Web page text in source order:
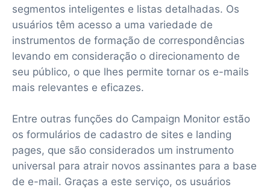
segmentos inteligentes e listas detalhadas. Os
usuários têm acesso a uma variedade de
instrumentos de formação de correspondências
levando em consideração o direcionamento de
seu público, o que lhes permite tornar os e-mails
mais relevantes e eficazes.
Entre outras funções do Campaign Monitor estão
os formulários de cadastro de sites e landing
pages, que são considerados um instrumento
universal para atrair novos assinantes para a base
de e-mail. Graças a este serviço, os usuários